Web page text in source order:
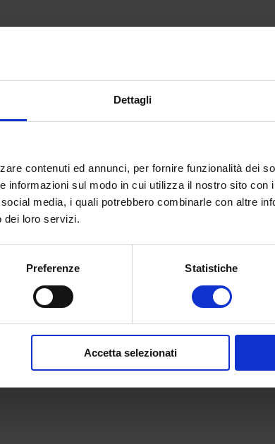
Dettagli
contenuti ed annunci, per fornire funzionalità dei
informazioni sul modo in cui utilizza il nostro sito con
media, i quali potrebbero combinarle con altre
dei loro servizi.
Preferenze Statistiche
Accetta selezionati